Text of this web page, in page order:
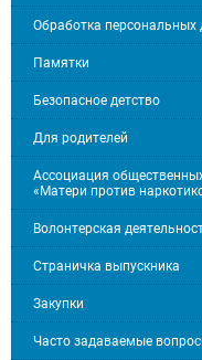
Обработка персональных
Памятки
Безопасное детство
Для родителей
Ассоциация
«Матери против
Волонтерская
Страничка выпускника
Закупки
Часто задаваемые